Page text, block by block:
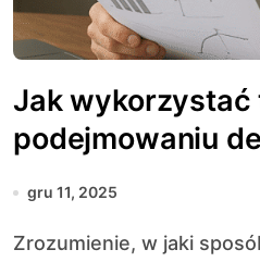
Jak wykorzystać
podejmowaniu
gru 11, 2025
Zrozumienie, w jaki sposób teoria może